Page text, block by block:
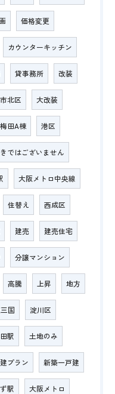
価格変更
カウンターキッチン
貸事務所 改装
北区 大改装
田A棟 港区
ではございません
大阪メトロ中央線
住替え 西成区
建売 建売住宅
分譲マンション
高騰 上昇 地方
国 淀川区
駅 土地のみ
プラン 新築一戸建
駅 大阪メトロ